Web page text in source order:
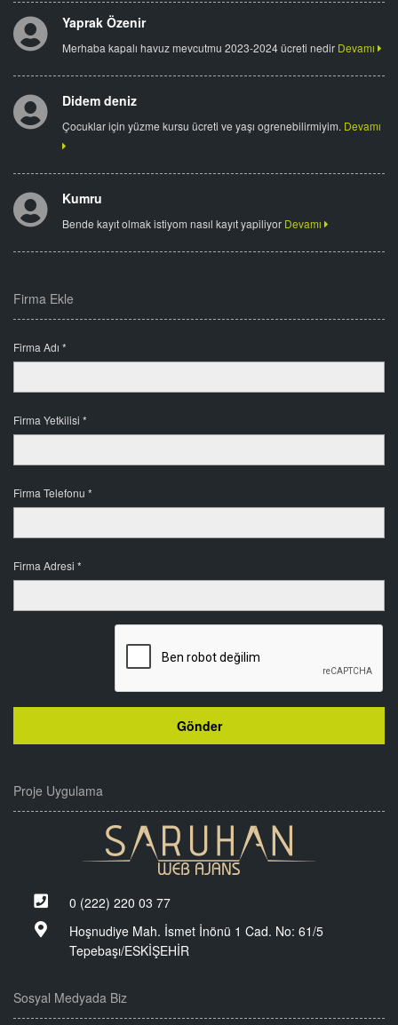
Yaprak Özenir
Merhaba kapalı havuz mevcutmu 2023-2024 ücreti nedir Devamı
Didem deniz
Çocuklar için yüzme kursu ücreti ve yaşı ogrenebilirmiyim. Devamı
Kumru
Bende kayıt olmak istiyom nasıl kayıt yapiliyor Devamı
Firma Ekle
Firma Adı *
Firma Yetkilisi *
Firma Telefonu *
Firma Adresi *
Proje Uygulama
0 (222) 220 03 77
Hoşnudiye Mah. İsmet İnönü 1 Cad. No: 61/5
Tepebaşı/ESKİŞEHİR
Sosyal Medyada Biz